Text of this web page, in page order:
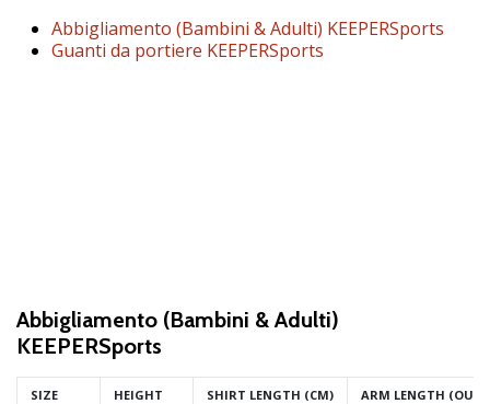
ambassador
Weplayvolleyball
come
marchio
Ambassador.
Abbigliamento (Bambini & Adulti) KEEPERSports
Guanti da portiere KEEPERSports
Abbigliamento (Bambini & Adulti)
KEEPERSports
SIZE HEIGHT SHIRT LENGTH (CM) ARM LENGTH